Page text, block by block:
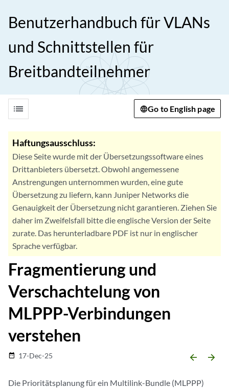
Benutzerhandbuch für VLANs
und Schnittstellen für
Breitbandteilnehmer
list Go to English page
Haftungsausschluss:
Diese Seite wurde mit der Übersetzungssoftware eines
Drittanbieters übersetzt. Obwohl angemessene
Anstrengungen unternommen wurden, eine gute
Übersetzung zu liefern, kann Juniper Networks die
Genauigkeit der Übersetzung nicht garantieren. Ziehen Sie
daher im Zweifelsfall bitte die englische Version der Seite
zurate. Das herunterladbare PDF ist nur in englischer
Sprache verfügbar.
Fragmentierung und
Verschachtelung von
MLPPP-Verbindungen
verstehen
date_range 17-Dec-25 arrow_backward arrow_forward
Die Prioritätsplanung für ein Multilink-Bundle (MLPPP)